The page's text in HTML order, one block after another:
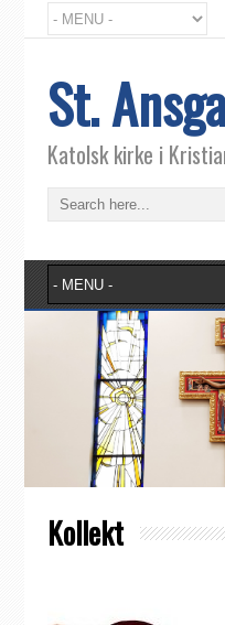
St.
Katolsk kirke i
Kollekt